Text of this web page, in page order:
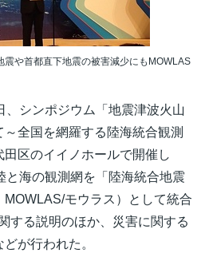
や首都直下地震の被害減少にもMOWLAS
、シンポジウム「地震津波火山
全国を網羅する陸海統合観測
区のイイノホールで開催し
と海の観測網を「陸海統合地震
モウラス）として統合
する説明のほか、災害に関する
が行われた。